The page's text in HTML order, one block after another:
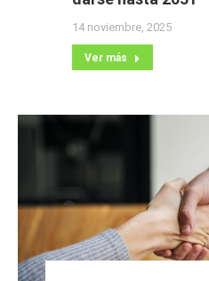
14 noviembre, 2025
Ver más